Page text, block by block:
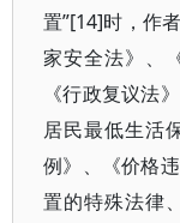
置”[14]时，作
家安全法》、
《行政复议法
居民最低生活
例》、《价格
置的特殊法律